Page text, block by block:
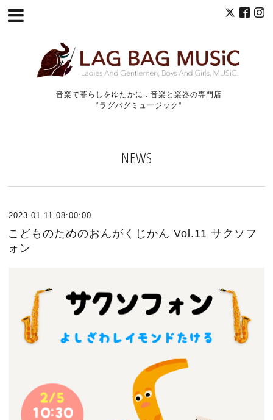
音楽で暮らしをゆたかに...音楽と楽器の専門店
”ラグバグミュージック"
NEWS
2023-01-11 08:00:00
こどものためのおんがくじかん Vol.11 サクソフ
ォン